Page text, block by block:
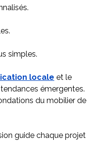
simples.
locale et le
émergentes.
du mobilier de
guide chaque projet